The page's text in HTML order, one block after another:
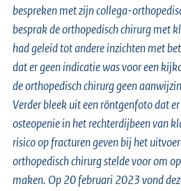
bespreken met zijn collega-
besprak de orthopedisch chirurg met
had geleid tot andere inzichten met
dat er geen indicatie was voor een
de orthopedisch chirurg geen
Verder bleek uit een röntgenfoto dat
osteopenie in het rechterdijbeen van
risico op fracturen geven bij het
orthopedisch chirurg stelde voor om
maken. Op 20 februari 2023 vond